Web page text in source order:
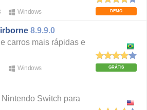
DEMO
Windows
8.9.9.0
carros mais rápidas e
GRÁTIS
Windows
Nintendo Switch para